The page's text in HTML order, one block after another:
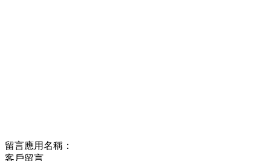
留言應用名稱：
客戶留言